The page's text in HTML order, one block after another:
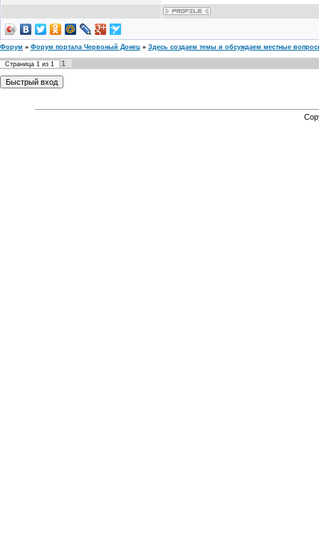
Форум » Форум портала Червоный Донец » Здесь создаем темы и обсуждаем местные
Страница 1 из 1 1